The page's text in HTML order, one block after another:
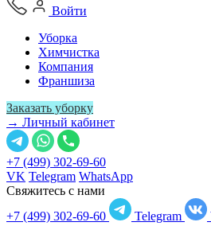
Войти
Уборка
Химчистка
Компания
Франшиза
Заказать уборку
→ Личный кабинет
+7 (499) 302-69-60
VK Telegram WhatsApp
Свяжитесь с нами
+7 (499) 302-69-60
Telegram